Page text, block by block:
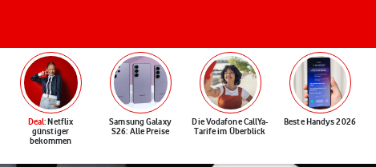
Deal: Netflix
günstiger
bekommen
Samsung Galaxy
S26: Alle Preise
Die Vodafone CallYa-
Tarife im Überblick
Beste Handys 2026